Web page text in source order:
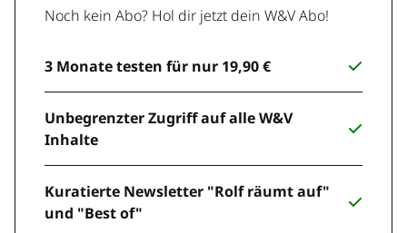
Noch kein Abo? Hol dir jetzt dein W&V Abo!
3 Monate testen für nur 19,90 €
Unbegrenzter Zugriff auf alle W&V
Inhalte
Kuratierte Newsletter "Rolf räumt auf"
und "Best of"